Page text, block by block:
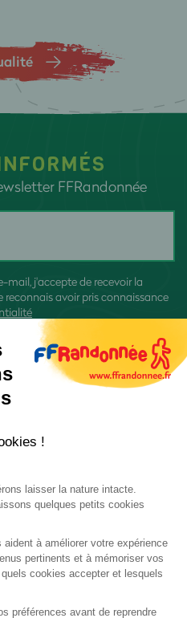
FFRandonnée
mail, j'accepte de recevoir la
reconnais avoir pris connaissance
données
confidentialité
!
laisser la nature intacte.
quelques petits cookies
à améliorer votre expérience
pertinents et à mémoriser vos
cookies accepter et lesquels
préférences avant de reprendre